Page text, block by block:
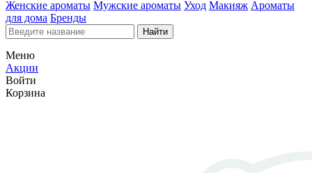
Женские ароматы Мужские ароматы Уход Макияж Ароматы
для дома Бренды
Найти
Меню
Акции
Войти
Корзина